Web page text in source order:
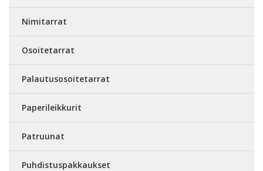
Nimitarrat
Osoitetarrat
Palautusosoitetarrat
Paperileikkurit
Patruunat
Puhdistuspakkaukset